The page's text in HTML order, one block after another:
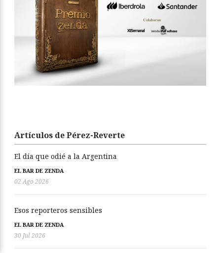
Artículos de Pérez-Reverte
El día que odié a la Argentina
EL BAR DE ZENDA
02 Ago 2026
Esos reporteros sensibles
EL BAR DE ZENDA
30 Jul 2026